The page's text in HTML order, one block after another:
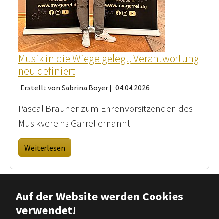
Auf der Website werden Cookies
verwendet!
Musik in die Wiege gelegt, Verantwortung
neu definiert
Erstellt von Sabrina Boyer | 04.04.2026
Pascal Brauner zum Ehrenvorsitzenden des
Musikvereins Garrel ernannt
Weiterlesen